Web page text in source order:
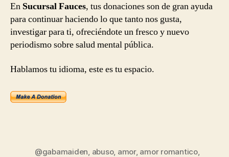
En Sucursal Fauces, tus donaciones son de gran ayuda
para continuar haciendo lo que tanto nos gusta,
investigar para ti, ofreciéndote un fresco y nuevo
periodismo sobre salud mental pública.
Hablamos tu idioma, este es tu espacio.
@gabamaiden, abuso, amor, amor romantico,